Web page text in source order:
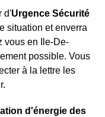
d'Urgence Sécurité
situation et enverra
vous en Ile-De-
possible. Vous
à la lettre les
d'énergie des